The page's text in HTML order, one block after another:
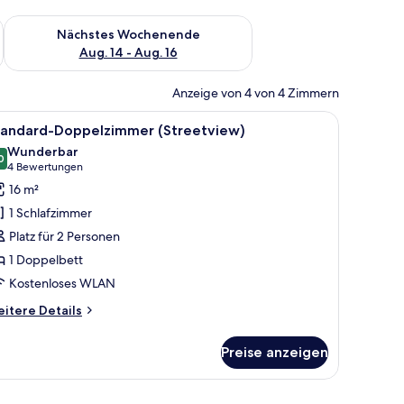
Aug. 7 - Aug. 9.
Nächstes Wochenende
Aug. 14 - Aug. 16
Überprüfe die Verfügbarkeit für nächstes Wochenende, Aug.
Anzeige von 4 von 4 Zimmern
gerahmten Bild an der Wand.
Lampe und einer Blumenvase.Ein Hotelzimmer mit Bett, Schreibtisch,
5 Doppelzimmer (Streetview)
von 10
Wunderbar
4 Bewertungen
(4
Bewertungen)
16 m²
1 Schlafzimmer
Platz für 2 Personen
1 Doppelbett
Kostenloses WLAN
Details
Preise anzeigen
abstrakten Gemälde an der Wand.